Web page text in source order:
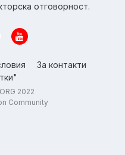
отговорност.
За контакти
2022
Community